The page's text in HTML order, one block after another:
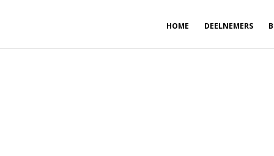
HOME DEELNEMERS